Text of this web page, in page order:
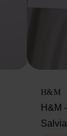
H&M
H&M